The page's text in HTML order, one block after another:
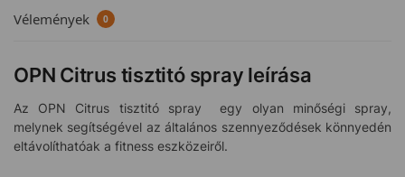
Vélemények 0
OPN Citrus tisztitó spray leírása
Az OPN Citrus tisztitó spray egy olyan minőségi spray,
melynek segítségével az általános szennyeződések könnyedén
eltávolíthatóak a fitness eszközeiről.